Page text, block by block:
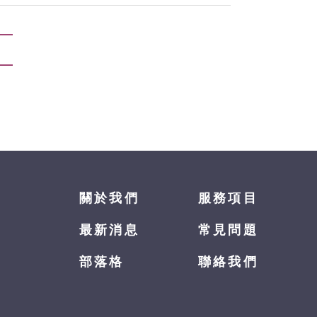
關於我們 服務項目
最新消息 常見問題
部落格 聯絡我們